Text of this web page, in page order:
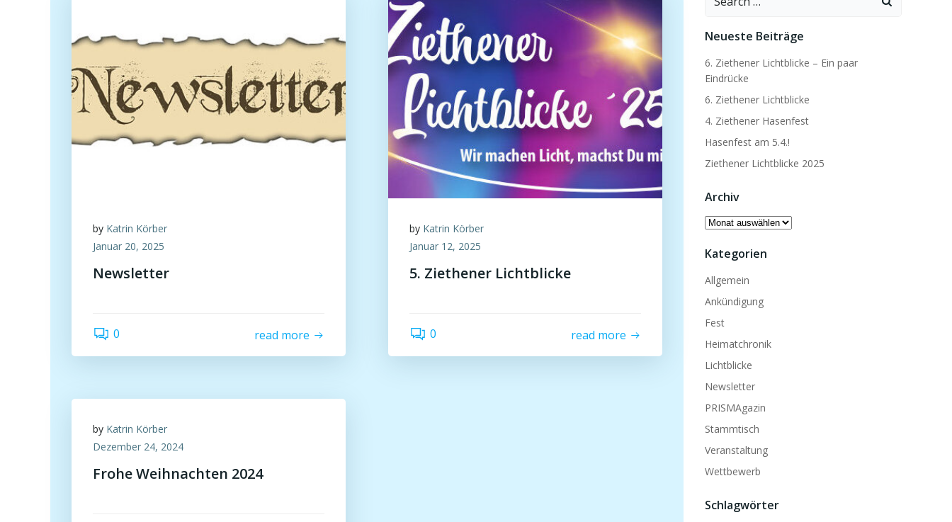
by Katrin Körber
Januar 20, 2025
Newsletter
0 read more
by Katrin Körber
Januar 12, 2025
5. Ziethener Lichtblicke
0 read more
by Katrin Körber
Dezember 24, 2024
Frohe Weihnachten 2024
Neueste Beiträge
6. Ziethener Lichtblicke – Ein paar
Eindrücke
6. Ziethener Lichtblicke
4. Ziethener Hasenfest
Hasenfest am 5.4.!
Ziethener Lichtblicke 2025
Archiv
Archiv
Kategorien
Allgemein
Ankündigung
Fest
Heimatchronik
Lichtblicke
Newsletter
PRISMAgazin
Stammtisch
Veranstaltung
Wettbewerb
Schlagwörter